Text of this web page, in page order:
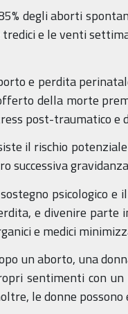
degli aborti
tredici e le venti
e perdita
della morte
post-traumatico e
il rischio
successiva
psicologico
e divenire parte
e medici
un aborto, una
sentimenti con
le donne